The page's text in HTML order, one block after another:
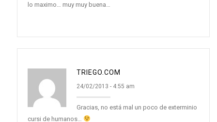
lo maximo… muy muy buena…
TRIEGO.COM
24/02/2013 - 4:55 am
Gracias, no está mal un poco de exterminio
cursi de humanos…